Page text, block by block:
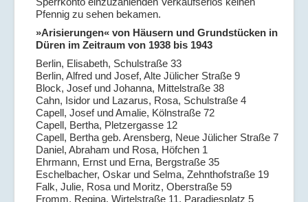
Pfennig zu sehen bekamen.
»Arisierungen« von Häusern und Grundstücken in
Düren im Zeitraum von 1938 bis 1943
Berlin, Elisabeth, Schulstraße 33
Berlin, Alfred und Josef, Alte Jülicher Straße 9
Block, Josef und Johanna, Mittelstraße 38
Cahn, Isidor und Lazarus, Rosa, Schulstraße 4
Capell, Josef und Amalie, Kölnstraße 72
Capell, Bertha, Pletzergasse 12
Capell, Bertha geb. Arensberg, Neue Jülicher Straße 7
Daniel, Abraham und Rosa, Höfchen 1
Ehrmann, Ernst und Erna, Bergstraße 35
Eschelbacher, Oskar und Selma, Zehnthofstraße 19
Falk, Julie, Rosa und Moritz, Oberstraße 59
Fromm, Regina, Wirtelstraße 11, Paradiesplatz 5